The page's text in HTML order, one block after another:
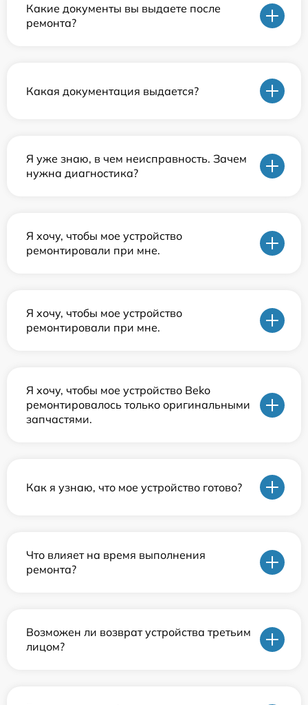
Какие документы вы выдаете после
ремонта?
Какая документация выдается?
Я уже знаю, в чем неисправность. Зачем
нужна диагностика?
Я хочу, чтобы мое устройство
ремонтировали при мне.
Я хочу, чтобы мое устройство
ремонтировали при мне.
Я хочу, чтобы мое устройство Beko
ремонтировалось только оригинальными
запчастями.
Как я узнаю, что мое устройство готово?
Что влияет на время выполнения
ремонта?
Возможен ли возврат устройства третьим
лицом?